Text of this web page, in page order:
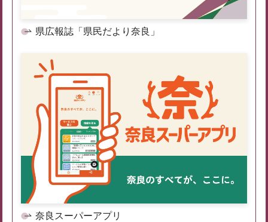
県広報誌「県民だより奈良」
奈良スーパーアプリ